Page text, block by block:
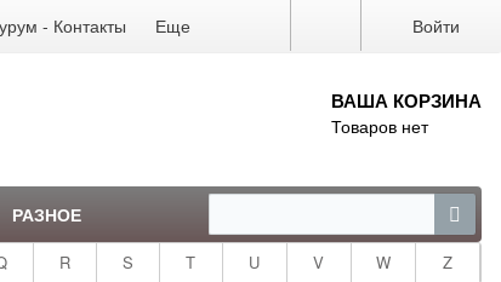
Войти
- Контакты Еще
ВАША КОРЗИНА
Товаров нет
РАЗНОЕ
R S T U V W Z